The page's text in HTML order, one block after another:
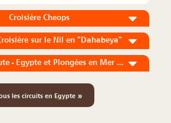
Croisière Cheops
sur le Nil en "Dahabeya"
Le Caire, Haute - Egypte et Plongées en Mer Rouge
les circuits en Egypte »